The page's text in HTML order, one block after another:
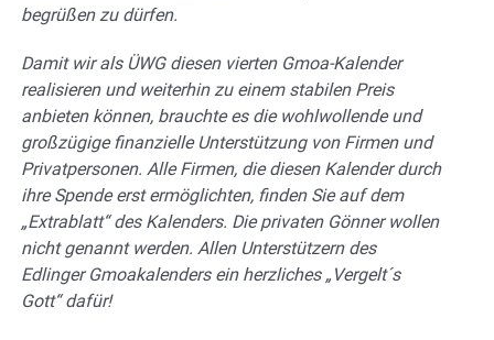
begrüßen zu dürfen.
Damit wir als ÜWG diesen vierten Gmoa-Kalender
realisieren und weiterhin zu einem stabilen Preis
anbieten können, brauchte es die wohlwollende und
großzügige finanzielle Unterstützung von Firmen und
Privatpersonen. Alle Firmen, die diesen Kalender durch
ihre Spende erst ermöglichten, finden Sie auf dem
„Extrablatt“ des Kalenders. Die privaten Gönner wollen
nicht genannt werden. Allen Unterstützern des
Edlinger Gmoakalenders ein herzliches „Vergelt´s
Gott“ dafür!